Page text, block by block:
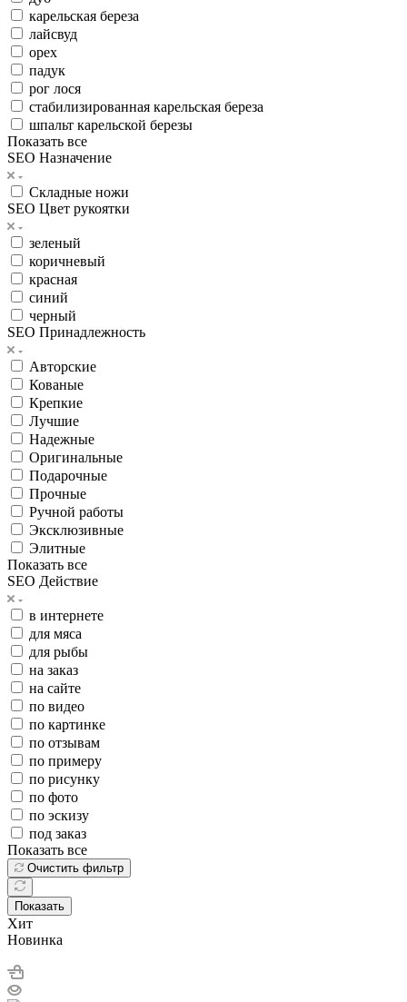
карельская береза
лайсвуд
орех
падук
рог лося
стабилизированная карельская береза
шпальт карельской березы
Показать все
SEO Назначение
Складные ножи
SEO Цвет рукоятки
зеленый
коричневый
красная
синий
черный
SEO Принадлежность
Авторские
Кованые
Крепкие
Лучшие
Надежные
Оригинальные
Подарочные
Прочные
Ручной работы
Эксклюзивные
Элитные
Показать все
SEO Действие
в интернете
для мяса
для рыбы
на заказ
на сайте
по видео
по картинке
по отзывам
по примеру
по рисунку
по фото
по эскизу
под заказ
Показать все
Очистить фильтр
Показать
Хит
Новинка